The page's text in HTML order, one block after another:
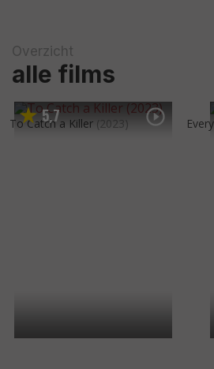
Overzicht
alle films
5,7
To Catch a Killer (2023)